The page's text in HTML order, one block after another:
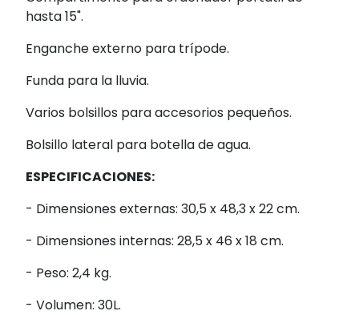
hasta 15".
Enganche externo para trípode.
Funda para la lluvia.
Varios bolsillos para accesorios pequeños.
Bolsillo lateral para botella de agua.
ESPECIFICACIONES:
- Dimensiones externas: 30,5 x 48,3 x 22 cm.
- Dimensiones internas: 28,5 x 46 x 18 cm.
- Peso: 2,4 kg.
- Volumen: 30L.